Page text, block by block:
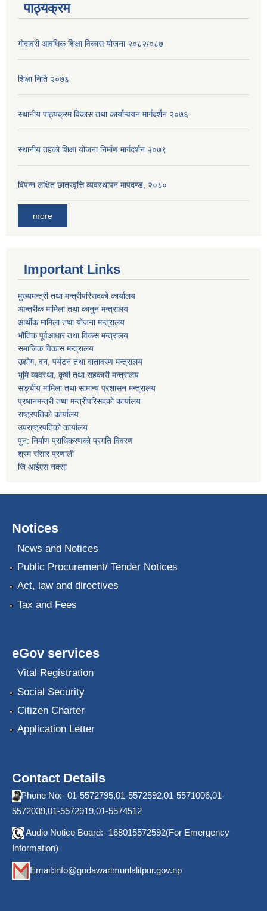
पाठ्यक्रम
गोदावरी आवधिक शिक्षा विकास योजना २०८२/०८७
शिक्षा निति २०७६
स्थानीय पाठ्यक्रम विकास तथा कार्यान्वयन मार्गदर्शन २०७६
स्थानीय तहको शिक्षा योजना निर्माण मार्गदर्शन २०७९
विपन्न लक्षित छात्रवृत्ति व्यवस्थापन मापदण्ड, २०८०
more
Important Links
मुख्यमन्त्री तथा मन्त्रीपरिसदको कार्यालय
आन्तरीक मामिला तथा कानुन मन्त्रालय
आर्थीक मामिला तथा योजना मन्त्रालय
भौतिक पूर्वआधार तथा विकस मन्त्रालय
समाजिक विकास मन्त्रालय
उद्योग, वन, पर्यटन तथा वातावरण मन्त्रालय
भूमि व्यवस्था, कृषी तथा सहकारी मन्त्रालय
सङ्घीय मामिला तथा सामान्य प्रशासन मन्त्रालय
प्रधानमन्त्री तथा मन्त्रीपरिसदको कार्यालय
राष्ट्रपतिको कार्यालय
उपराष्ट्रपतिको कार्यालय
पुन: निर्माण प्राधिकरणको प्रगति विवरण
श्रम संसार प्रणाली
जि आईएस नक्सा
Notices
News and Notices
Public Procurement/ Tender Notices
Act, law and directives
Tax and Fees
eGov services
Vital Registration
Social Security
Citizen Charter
Application Letter
Contact Details
Phone No:- 01-5572795,01-5572592,01-5571006,01-
5572039,01-5572919,01-5574512
Audio Notice Board:- 168015572592(For Emergency
Information)
Email:info@godawarimunlalitpur.gov.np